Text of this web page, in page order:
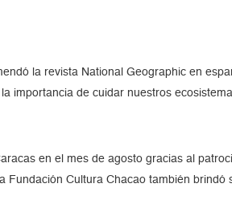
la revista National Geographic en
importancia de cuidar nuestros
en el mes de agosto gracias al
Fundación Cultura Chacao también